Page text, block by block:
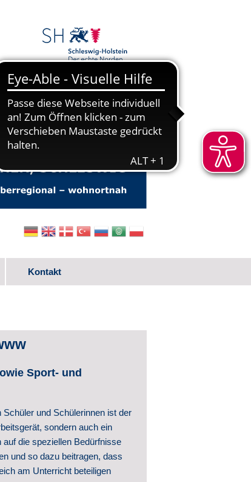
Kontakt
Sport- und
und Schülerinnen ist der
sondern auch ein
die speziellen Bedürfnisse
und so dazu beitragen, dass
am Unterricht beteiligen